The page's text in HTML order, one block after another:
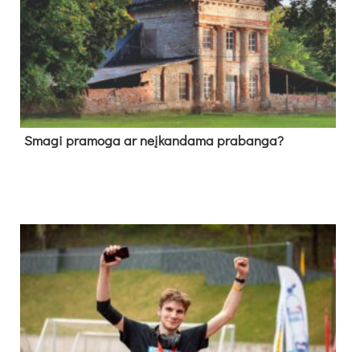
Sma­gi pra­mo­ga ar neį­kan­da­ma pra­ban­ga?